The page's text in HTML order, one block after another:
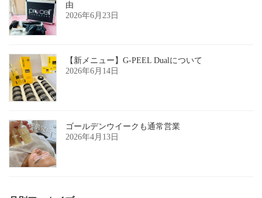
由
2026年6月23日
【新メニュー】G-PEEL Dualについて
2026年6月14日
ゴールデンウイークも通常営業
2026年4月13日